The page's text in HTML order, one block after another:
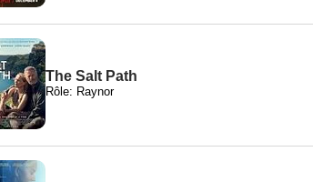
The Salt Path
Rôle: Raynor